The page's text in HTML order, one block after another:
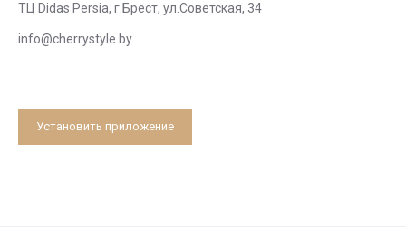
ТЦ Didas Persia, г.Брест, ул.Советская, 34
info@cherrystyle.by
Установить приложение